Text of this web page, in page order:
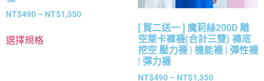
NT$490 – NT$1,350
選擇規格
[ 買二送一 ] 魔莉絲200D 雕
空萊卡褲襪(合計三雙) 褲底
挖空 壓力襪 | 機能襪 | 彈性襪
| 彈力襪
NT$490 – NT$1,350